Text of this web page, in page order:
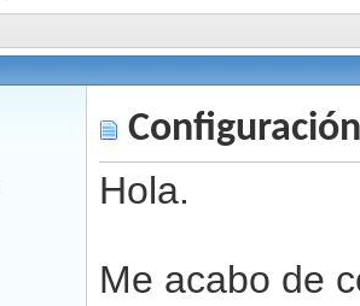
Hola.
Me acabo de